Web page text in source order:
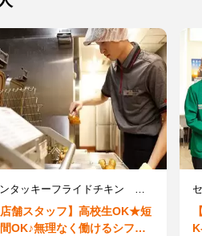
ケンタッキーフライドチキン リオンドール船引店
店舗スタッフ】高校生OK★短
OK♪無理なく働けるシフト